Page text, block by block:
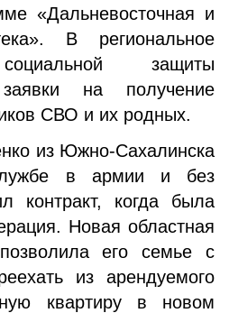
«Дальневосточная и
В региональное
защиты
на получение
СВО и их родных.
из Южно-Сахалинска
в армии и без
контракт, когда была
Новая областная
его семье с
из арендуемого
квартиру в новом